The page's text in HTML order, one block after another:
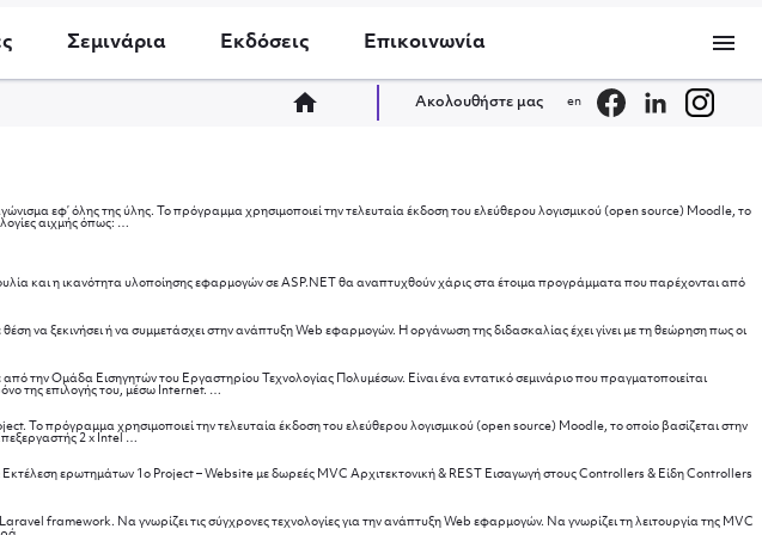
Σεμινάρια Εκδόσεις Επικοινωνία menu
home Ακολουθήστε μας en
εφ’ όλης της ύλης. Το πρόγραμμα χρησιμοποιεί την τελευταία έκδοση του ελεύθερου λογισμικού (open source) Moodle, το
αιχμής όπως: …
και η ικανότητα υλοποίησης εφαρμογών σε ASP.NET θα αναπτυχθούν χάρις στα έτοιμα προγράμματα που παρέχονται από
να ξεκινήσει ή να συμμετάσχει στην ανάπτυξη Web εφαρμογών. Η οργάνωση της διδασκαλίας έχει γίνει με τη θεώρηση πως οι
την Ομάδα Εισηγητών του Εργαστηρίου Τεχνολογίας Πολυμέσων. Είναι ένα εντατικό σεμινάριο που πραγματοποιείται
της επιλογής του, μέσω Internet. …
Το πρόγραμμα χρησιμοποιεί την τελευταία έκδοση του ελεύθερου λογισμικού (open source) Moodle, το οποίο βασίζεται στην
2 x Intel …
ερωτημάτων 1ο Project – Website με δωρεές MVC Αρχιτεκτονική & REST Εισαγωγή στους Controllers & Είδη Controllers
framework. Να γνωρίζει τις σύγχρονες τεχνολογίες για την ανάπτυξη Web εφαρμογών. Να γνωρίζει τη λειτουργία της MVC